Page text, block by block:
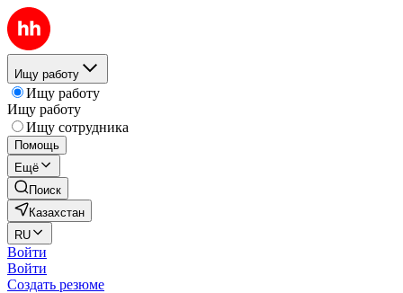
Ищу работу
Ищу работу
Ищу работу
Ищу сотрудника
Помощь
Ещё
Поиск
Казахстан
RU
Войти
Войти
Создать резюме